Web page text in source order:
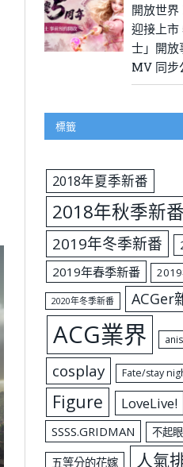
開放世界
迎接上市
士」開
MV 同步
標籤
2018年夏季新番
2018年秋季新番
2019年冬季新番
2019年春季新番
2020年冬季新番 ACGer
ACG業界
cosplay Fate/stay
Figure LoveLive!
SSSS.GRIDMAN 不起
五等分的花嫁 人氣